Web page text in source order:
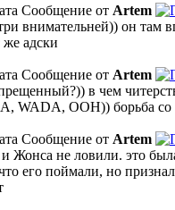
Сообщение от Artem
внимательней)) он там
же адски
Сообщение от Artem
в чем
WADA, ООН)) борьба со
Сообщение от Artem
Жонса не ловили. это
его поймали, но